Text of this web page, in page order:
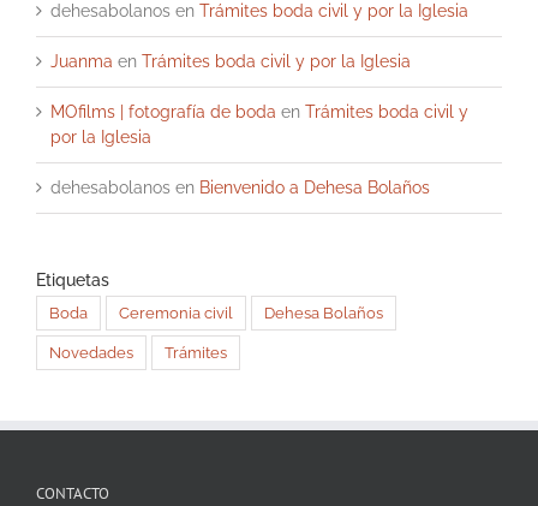
dehesabolanos en Trámites boda civil y por la Iglesia
Juanma en Trámites boda civil y por la Iglesia
MOfilms | fotografía de boda en Trámites boda civil y
por la Iglesia
dehesabolanos en Bienvenido a Dehesa Bolaños
Etiquetas
Boda Ceremonia civil Dehesa Bolaños
Novedades Trámites
CONTACTO